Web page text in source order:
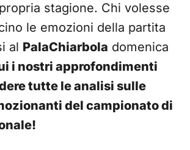
stagione. Chi volesse
le emozioni della partita
al PalaChiarbola domenica
i nostri approfondimenti
tutte le analisi sulle
del campionato di